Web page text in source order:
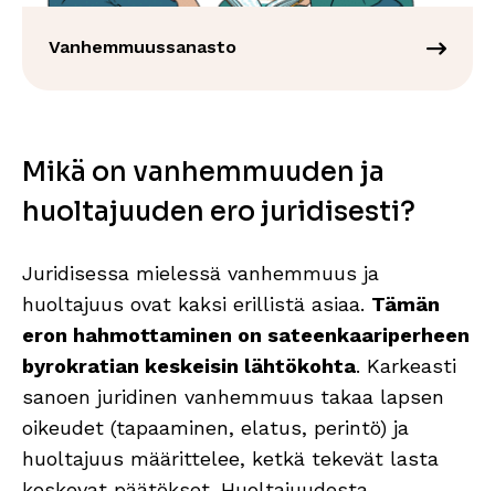
Vanhemmuussanasto
Mikä on vanhemmuuden ja
huoltajuuden ero juridisesti?
Juridisessa mielessä vanhemmuus ja
huoltajuus ovat kaksi erillistä asiaa. Tämän
eron hahmottaminen on sateenkaariperheen
byrokratian keskeisin lähtökohta. Karkeasti
sanoen juridinen vanhemmuus takaa lapsen
oikeudet (tapaaminen, elatus, perintö) ja
huoltajuus määrittelee, ketkä tekevät lasta